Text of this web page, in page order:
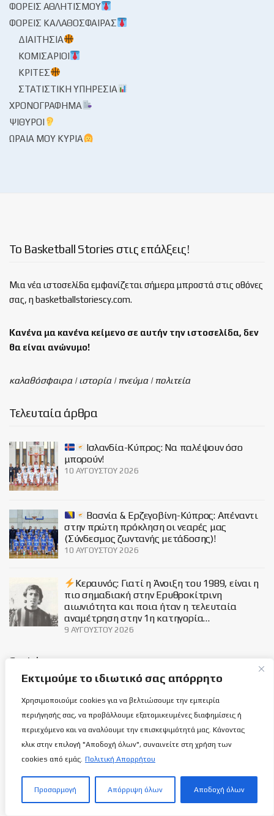
Εκτιμούμε το ιδιωτικό σας απόρρητο
Χρησιμοποιούμε cookies για να βελτιώσουμε την εμπειρία
περιήγησής σας, να προβάλλουμε εξατομικευμένες διαφημίσεις ή
περιεχόμενο και να αναλύουμε την επισκεψιμότητά μας. Κάνοντας
κλικ στην επιλογή "Αποδοχή όλων", συναινείτε στη χρήση των
cookies από εμάς. Πολιτική Απορρήτου
Προσαρμογή Απόρριψη όλων Αποδοχή όλων
ΦΟΡΕΊΣ ΑΘΛΗΤΙΣΜΟΎ
ΦΟΡΕΊΣ ΚΑΛΑΘΌΣΦΑΙΡΑΣ
ΔΙΑΙΤΗΣΊΑ
ΚΟΜΙΣΆΡΙΟΙ
ΚΡΙΤΈΣ
ΣΤΑΤΙΣΤΙΚΉ ΥΠΗΡΕΣΊΑ
ΧΡΟΝΟΓΡΆΦΗΜΑ
ΨΊΘΥΡΟΙ
ΩΡΑΊΑ ΜΟΥ ΚΥΡΊΑ
Το Basketball Stories στις επάλξεις!
Μια νέα ιστοσελίδα εμφανίζεται σήμερα μπροστά στις οθόνες
σας, η basketballstoriescy.com.
Κανένα μα κανένα κείμενο σε αυτήν την ιστοσελίδα, δεν
θα είναι ανώνυμο!
καλαθόσφαιρα | ιστορία | πνεύμα | πολιτεία
Τελευταία άρθρα
Ισλανδία-Κύπρος: Να παλέψουν όσο
μπορούν!
10 ΑΥΓΟΎΣΤΟΥ 2026
Βοσνία & Ερζεγοβίνη-Κύπρος: Απέναντι
στην πρώτη πρόκληση οι νεαρές μας
(Σύνδεσμος ζωντανής μετάδοσης)!
10 ΑΥΓΟΎΣΤΟΥ 2026
Κεραυνός: Γιατί η Άνοιξη του 1989, είναι η
πιο σημαδιακή στην Ερυθροκίτρινη
αιωνιότητα και ποια ήταν η τελευταία
αναμέτρηση στην 1η κατηγορία…
9 ΑΥΓΟΎΣΤΟΥ 2026
Social
Σχετικά με εμάς
ΌΡΟΙ ΧΡΉΣΗΣ
ΠΟΛΙΤΙΚΉ ΑΠΟΡΡΉΤΟΥ